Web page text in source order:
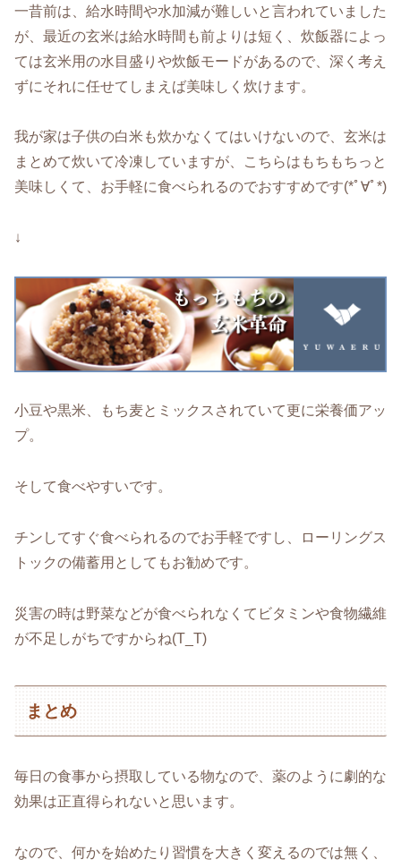
一昔前は、給水時間や水加減が難しいと言われていました
が、最近の玄米は給水時間も前よりは短く、炊飯器によっ
ては玄米用の水目盛りや炊飯モードがあるので、深く考え
ずにそれに任せてしまえば美味しく炊けます。
我が家は子供の白米も炊かなくてはいけないので、玄米は
まとめて炊いて冷凍していますが、こちらはもちもちっと
美味しくて、お手軽に食べられるのでおすすめです(*ﾟ∀ﾟ*)
↓
小豆や黒米、もち麦とミックスされていて更に栄養価アッ
プ。
そして食べやすいです。
チンしてすぐ食べられるのでお手軽ですし、ローリングス
トックの備蓄用としてもお勧めです。
災害の時は野菜などが食べられなくてビタミンや食物繊維
が不足しがちですからね(T_T)
まとめ
毎日の食事から摂取している物なので、薬のように劇的な
効果は正直得られないと思います。
なので、何かを始めたり習慣を大きく変えるのでは無く、